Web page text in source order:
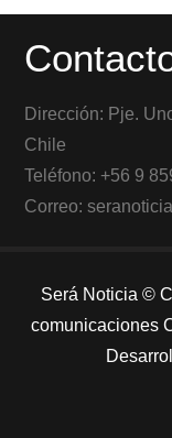
Dirección: Pje.
Chile
Teléfono: +56 9
Correo:
Será Noticia ©
comunicaciones